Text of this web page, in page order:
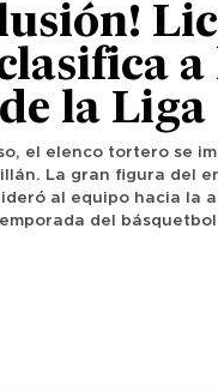
a
la Liga
el elenco tortero se
La gran figura del
al equipo hacia la
del